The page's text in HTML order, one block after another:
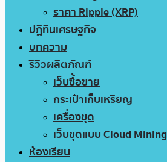
ราคา Ripple (XRP)
ปฏิทินเศรษฐกิจ
บทความ
รีวิวผลิตภัณฑ์
เว็บซื้อขาย
กระเป๋าเก็บเหรียญ
เครื่องขุด
เว็บขุดแบบ Cloud Mining
ห้องเรียน